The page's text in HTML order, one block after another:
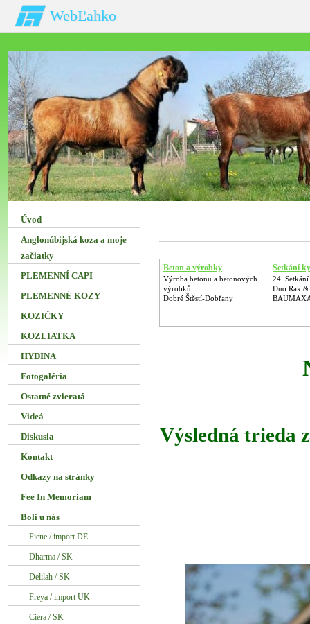
WebĽahko
Beton a výrobky
Výroba betonu a betonových
výrobků
Dobré Štěstí-Dobřany
Setkání
24.
Duo Rak
Výsledná trieda
Úvod
Anglonúbijská koza a moje
začiatky
PLEMENNÍ CAPI
PLEMENNÉ KOZY
KOZIČKY
KOZLIATKA
HYDINA
Fotogaléria
Ostatné zvieratá
Videá
Diskusia
Kontakt
Odkazy na stránky
Fee In Memoriam
Boli u nás
Fiene / import DE
Dharma / SK
Delilah / SK
Freya / import UK
Ciera / SK